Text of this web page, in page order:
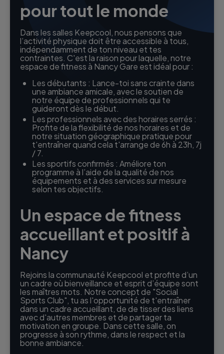
pour tout le monde
Dans les salles Keepcool, nous pensons que
l’activité physique doit être accessible à tous,
indépendamment de ton niveau et tes
contraintes. C'est la raison pour laquelle, notre
espace de fitness à Nancy Gare est idéal pour :
Les débutants : Lance-toi sans crainte dans
une ambiance amicale, avec le soutien de
notre équipe de professionnels qui te
guideront dès le début.
Les professionnels avec des horaires serrés :
Profite de la flexibilité de nos horaires et de
notre situation géographique pratique pour
t'entraîner quand cela t'arrange de 6h à 23h, 7j
/ 7.
Les sportifs confirmés : Améliore ton
programme à l’aide de la qualité de nos
équipements et à des services sur mesure
selon tes objectifs.
Un espace de fitness
accueillant et positif à
Nancy
Rejoins la communauté Keepcool et profite d’un
un cadre où bienveillance et esprit d’équipe sont
les maîtres mots. Notre concept de "Social
Sports Club", tu as l'opportunité de t'entraîner
dans un cadre accueillant, de de tisser des liens
avec d'autres membres et de partager ta
motivation en groupe. Dans cette salle, on
progresse à son rythme, dans le respect et la
bonne ambiance.